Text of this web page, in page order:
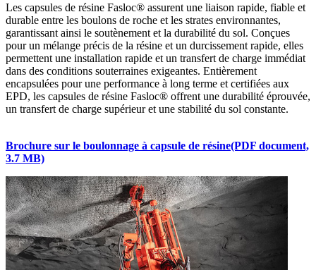
Les capsules de résine Fasloc® assurent une liaison rapide, fiable et
durable entre les boulons de roche et les strates environnantes,
garantissant ainsi le soutènement et la durabilité du sol. Conçues
pour un mélange précis de la résine et un durcissement rapide, elles
permettent une installation rapide et un transfert de charge immédiat
dans des conditions souterraines exigeantes. Entièrement
encapsulées pour une performance à long terme et certifiées aux
EPD, les capsules de résine Fasloc® offrent une durabilité éprouvée,
un transfert de charge supérieur et une stabilité du sol constante.
Brochure sur le boulonnage à capsule de résine(PDF document,
3.7 MB)